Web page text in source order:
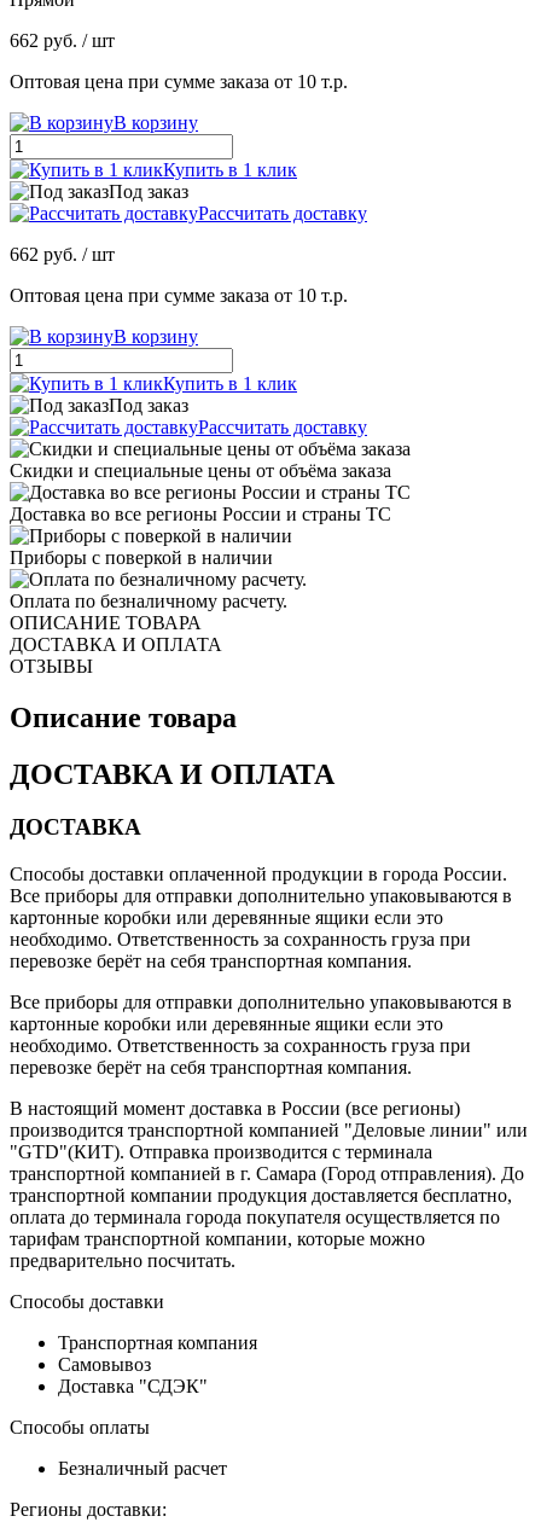
662 руб. / шт
Оптовая цена при сумме заказа от 10 т.р.
В корзину
Купить в 1 клик
Под заказ
Рассчитать доставку
662 руб. / шт
Оптовая цена при сумме заказа от 10 т.р.
В корзину
Купить в 1 клик
Под заказ
Рассчитать доставку
Скидки и специальные цены от объёма заказа
Доставка во все регионы России и страны ТС
Приборы с поверкой в наличии
Оплата по безналичному расчету.
ОПИСАНИЕ ТОВАРА
ДОСТАВКА И ОПЛАТА
ОТЗЫВЫ
Описание товара
ДОСТАВКА И ОПЛАТА
ДОСТАВКА
Способы доставки оплаченной продукции в города России.
Все приборы для отправки дополнительно упаковываются в
картонные коробки или деревянные ящики если это
необходимо. Ответственность за сохранность груза при
перевозке берёт на себя транспортная компания.
Все приборы для отправки дополнительно упаковываются в
картонные коробки или деревянные ящики если это
необходимо. Ответственность за сохранность груза при
перевозке берёт на себя транспортная компания.
В настоящий момент доставка в России (все регионы)
производится транспортной компанией "Деловые линии" или
"GTD"(КИТ). Отправка производится с терминала
транспортной компанией в г. Самара (Город отправления). До
транспортной компании продукция доставляется бесплатно,
оплата до терминала города покупателя осуществляется по
тарифам транспортной компании, которые можно
предварительно посчитать.
Способы доставки
Транспортная компания
Самовывоз
Доставка "СДЭК"
Способы оплаты
Безналичный расчет
Регионы доставки: